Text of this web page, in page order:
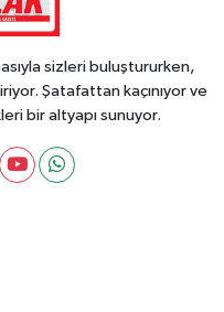
sizleri buluştururken,
Şatafattan kaçınıyor ve
bir altyapı sunuyor.